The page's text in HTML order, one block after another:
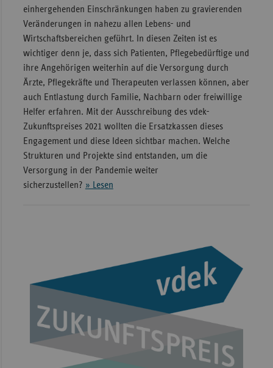
einhergehenden Einschränkungen haben zu gravierenden
Veränderungen in nahezu allen Lebens- und
Wirtschaftsbereichen geführt. In diesen Zeiten ist es
wichtiger denn je, dass sich Patienten, Pflegebedürftige und
ihre Angehörigen weiterhin auf die Versorgung durch
Ärzte, Pflegekräfte und Therapeuten verlassen können, aber
auch Entlastung durch Familie, Nachbarn oder freiwillige
Helfer erfahren. Mit der Ausschreibung des vdek-
Zukunftspreises 2021 wollten die Ersatzkassen dieses
Engagement und diese Ideen sichtbar machen. Welche
Strukturen und Projekte sind entstanden, um die
Versorgung in der Pandemie weiter
sicherzustellen? » Lesen